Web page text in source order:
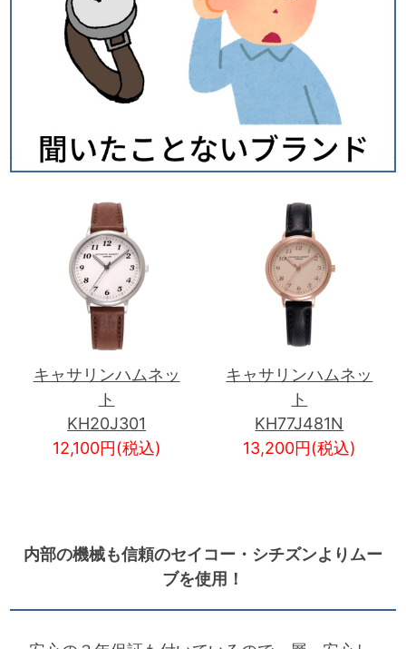
キャサリンハムネッ
ト
KH20J301
12,100円(税込)
キャサリンハムネッ
ト
KH77J481N
13,200円(税込)
内部の機械も信頼のセイコー・シチズンよりムー
ブを使用！